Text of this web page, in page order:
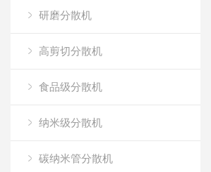
研磨分散机
高剪切分散机
食品级分散机
纳米级分散机
碳纳米管分散机